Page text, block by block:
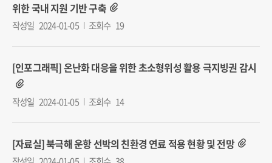
위한 국내 지원 기반 구축
작성일 2024-01-05 조회수 19
[인포그래픽] 온난화 대응을 위한 초소형위성 활용 극지빙권 감시
작성일 2024-01-05 조회수 14
[자료실] 북극해 운항 선박의 친환경 연료 적용 현황 및 전망